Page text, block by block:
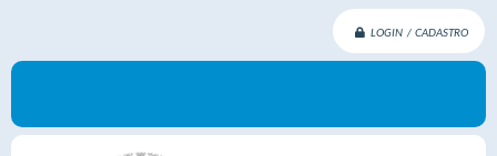
LOGIN / CADASTRO